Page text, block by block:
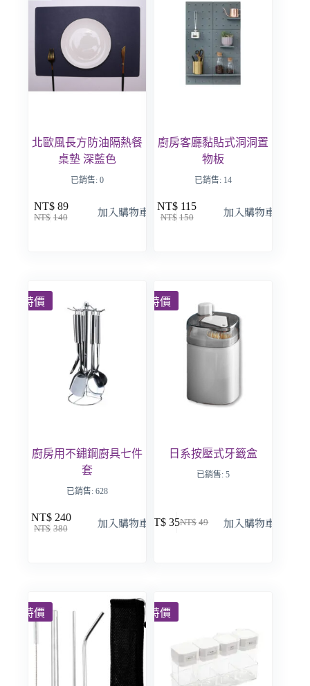
北歐風長方防油隔熱餐
桌墊 深藍色
已銷售: 0
NT$ 140
NT$ 89 加入購物車
廚房客廳黏貼式洞洞置
物板
已銷售: 14
NT$ 150
NT$ 115 加入購物車
特價
廚房用不鏽鋼廚具七件
套
已銷售: 628
NT$ 380
NT$ 240 加入購物車
特價
日系按壓式牙籤盒
已銷售: 5
NT$ 49
NT$ 35 加入購物車
特價 特價